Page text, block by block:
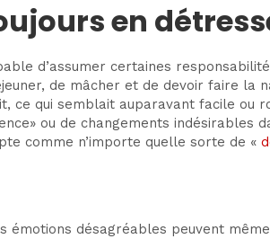
en
d’assumer certaines
de mâcher et de devoir faire la
ce qui semblait auparavant facile
ou de changements indésirables
comme n’importe quelle sorte de «
émotions désagréables peuvent